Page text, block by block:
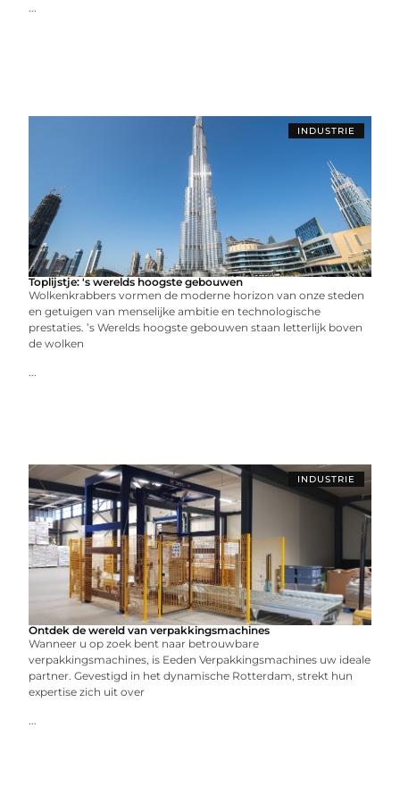
...
INDUSTRIE
Toplijstje: 's werelds hoogste gebouwen
Wolkenkrabbers vormen de moderne horizon van onze steden
en getuigen van menselijke ambitie en technologische
prestaties. ’s Werelds hoogste gebouwen staan letterlijk boven
de wolken
...
INDUSTRIE
Ontdek de wereld van verpakkingsmachines
Wanneer u op zoek bent naar betrouwbare
verpakkingsmachines, is Eeden Verpakkingsmachines uw ideale
partner. Gevestigd in het dynamische Rotterdam, strekt hun
expertise zich uit over
...